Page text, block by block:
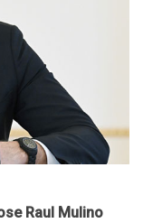
Raul Mulino